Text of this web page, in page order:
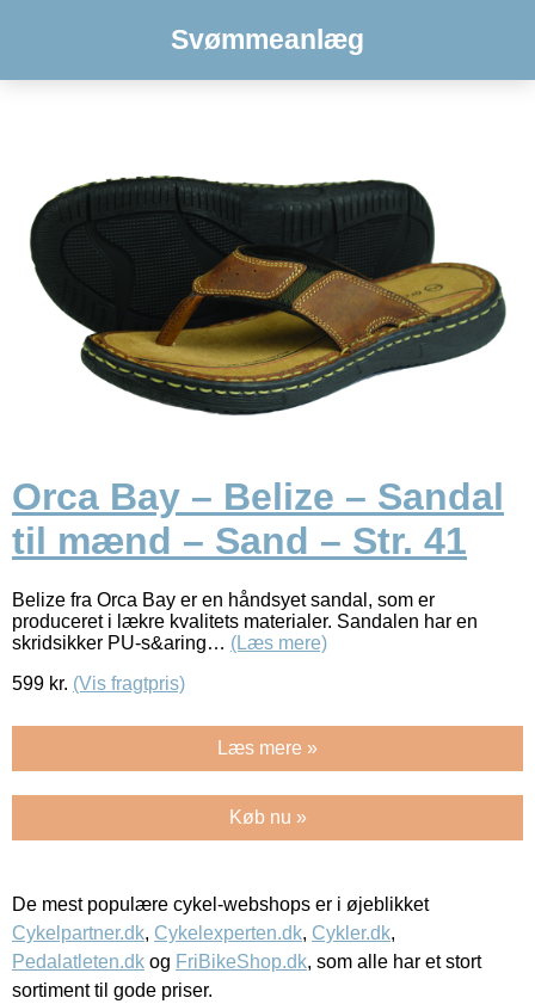
Svømmeanlæg
Orca Bay – Belize – Sandal
til mænd – Sand – Str. 41
Belize fra Orca Bay er en håndsyet sandal, som er
produceret i lækre kvalitets materialer. Sandalen har en
skridsikker PU-s&aring… (Læs mere)
599 kr. (Vis fragtpris)
Læs mere »
Køb nu »
De mest populære cykel-webshops er i øjeblikket
Cykelpartner.dk, Cykelexperten.dk, Cykler.dk,
Pedalatleten.dk og FriBikeShop.dk, som alle har et stort
sortiment til gode priser.